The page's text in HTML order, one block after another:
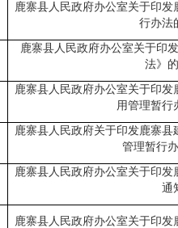
鹿寨县人民政府办公室关于印发
行办法
鹿寨县人民政府办公室关于印
法》
鹿寨县人民政府办公室关于印发
用管理暂行
鹿寨县人民政府关于印发鹿寨县
管理暂行
鹿寨县人民政府办公室关于印发
通
鹿寨县人民政府办公室关于印发